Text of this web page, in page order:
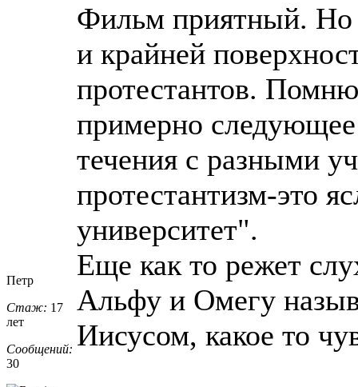
Петр
Стаж: 17
лет
Сообщений:
30
Фильм приятный. Но
и крайней
протестантов.
примерно
течения с разными
протестантизм-это
университет".
Еще как то режет
Альфу и Омегу
Иисусом, какое то